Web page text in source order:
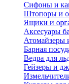
Сифоны и
Штопоры и
Ящики и
Аксесуары
Атомайзеры
Барная
Ведра для
Гейзеры и